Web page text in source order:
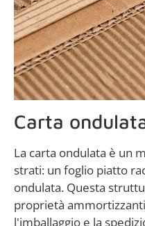
Carta
La carta ondulata è un
strati: un foglio piatto
ondulata. Questa
proprietà
l'imballaggio e la